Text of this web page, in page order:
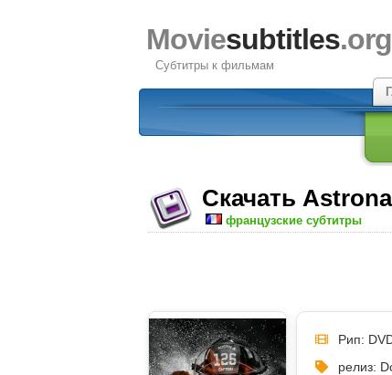
Moviesubtitles.org
Субтитры к фильмам
Скачать
французские субтитры
Рип:
релиз: